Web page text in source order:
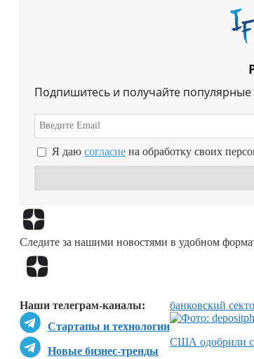
Подпишитесь и получайте
Я даю согласие на обработку своих
Следите за нашими новостями в удобном
Наши телеграм-каналы:
Стартапы и технологии
Новые бизнес-тренды
банковский
США одобрили